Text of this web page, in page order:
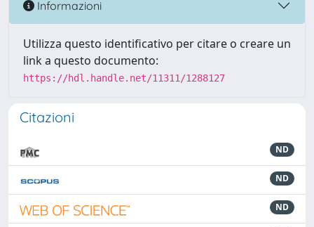
Informazioni
Utilizza questo identificativo per citare o creare un
link a questo documento:
https://hdl.handle.net/11311/1288127
Citazioni
ND
ND
ND